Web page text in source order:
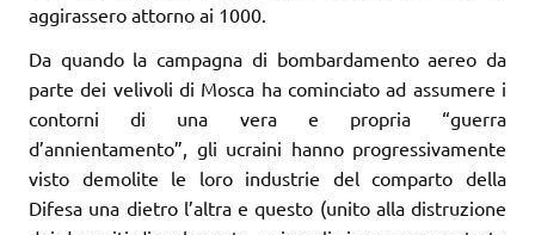
aggirassero attorno ai 1000.
Da quando la campagna di bombardamento aereo da
parte dei velivoli di Mosca ha cominciato ad assumere i
contorni di una vera e propria “guerra
d’annientamento”, gli ucraini hanno progressivamente
visto demolite le loro industrie del comparto della
Difesa una dietro l’altra e questo (unito alla distruzione